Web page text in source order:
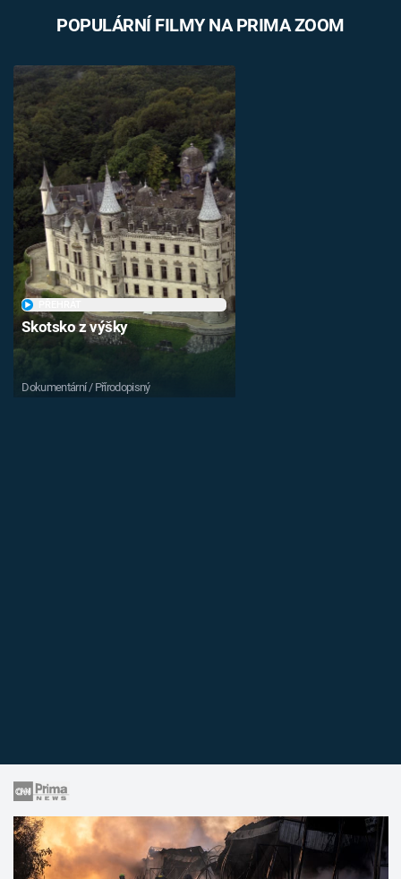
POPULÁRNÍ FILMY NA PRIMA ZOOM
Skotsko z výšky
Dokumentární / Přírodopisný